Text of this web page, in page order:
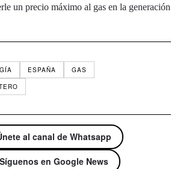
un precio máximo al gas en la generación
ESPAÑA
GAS
al canal de Whatsapp
Síguenos en Google News